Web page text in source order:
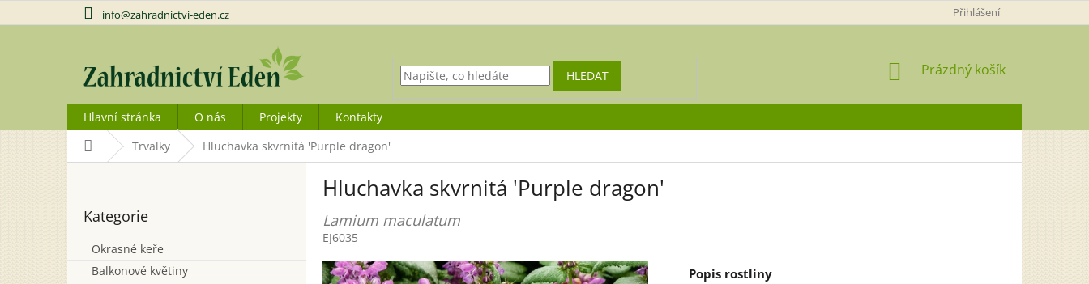
na
info@zahradnictvi-eden.cz Přihlášení
HLEDAT
NÁKUPNÍ
Prázdný košík
Hlavní stránka O nás Projekty
Kontakty
Domů Trvalky Hluchavka skvrnitá 'Purple dragon'
kategorie
Kategorie
Okrasné keře
Balkonové květiny
Hluchavka skvrnitá 'Purple dragon'
Lamium maculatum
EJ6035